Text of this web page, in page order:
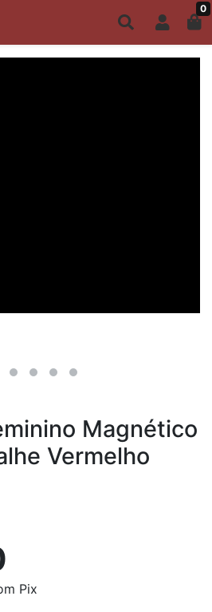
| Frete Grátis a partir de R$149,00 0
Magnético
Vermelho
Pix